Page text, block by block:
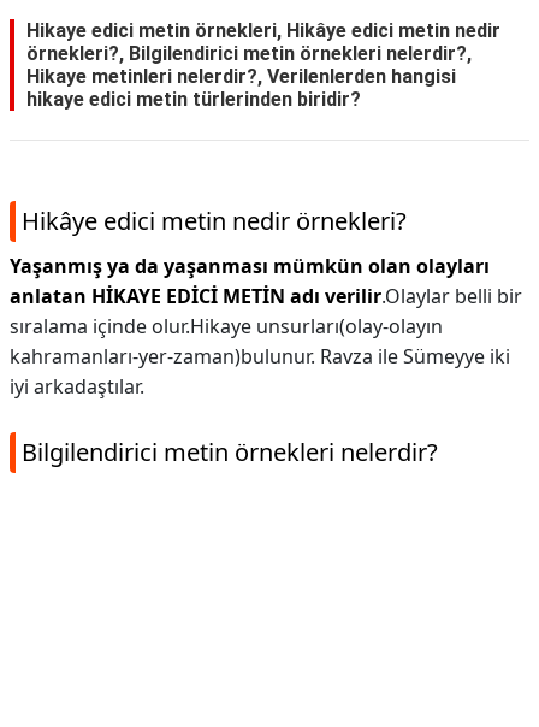
Hikaye edici metin örnekleri, Hikâye edici metin nedir
örnekleri?, Bilgilendirici metin örnekleri nelerdir?,
Hikaye metinleri nelerdir?, Verilenlerden hangisi
hikaye edici metin türlerinden biridir?
Hikâye edici metin nedir örnekleri?
Yaşanmış ya da yaşanması mümkün olan olayları
anlatan HİKAYE EDİCİ METİN adı verilir.Olaylar belli bir
sıralama içinde olur.Hikaye unsurları(olay-olayın
kahramanları-yer-zaman)bulunur. Ravza ile Sümeyye iki
iyi arkadaştılar.
Bilgilendirici metin örnekleri nelerdir?